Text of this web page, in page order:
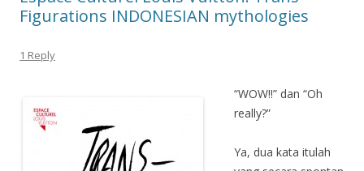
Figurations INDONESIAN mythologies
1 Reply
“WOW!!” dan “Oh
really?”
Ya, dua kata itulah